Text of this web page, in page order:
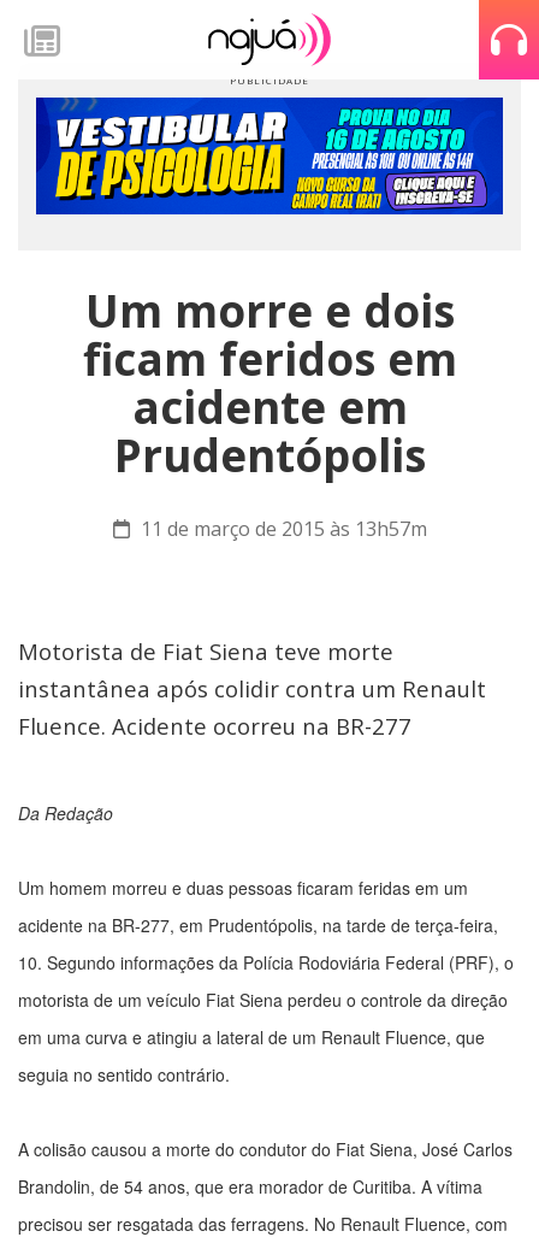
Um morre e dois
ficam feridos em
acidente em
Prudentópolis
11 de março de 2015 às 13h57m
Motorista de Fiat Siena teve morte
instantânea após colidir contra um Renault
Fluence. Acidente ocorreu na BR-277
Da Redação
Um homem morreu e duas pessoas ficaram feridas em um
acidente na BR-277, em Prudentópolis, na tarde de terça-feira,
10. Segundo informações da Polícia Rodoviária Federal (PRF), o
motorista de um veículo Fiat Siena perdeu o controle da direção
em uma curva e atingiu a lateral de um Renault Fluence, que
seguia no sentido contrário.
A colisão causou a morte do condutor do Fiat Siena, José Carlos
Brandolin, de 54 anos, que era morador de Curitiba. A vítima
precisou ser resgatada das ferragens. No Renault Fluence, com